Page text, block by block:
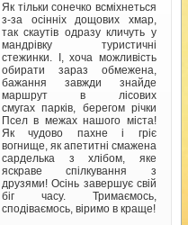
Як тільки сонечко всміхнеться
з-за осінніх дощових хмар,
так скаутів одразу кличуть у
мандрівку туристичні
стежинки. І, хоча можливість
обирати зараз обмежена,
бажання завжди знайде
маршрут в лісових
смугах парків, берегом річки
Псел в межах нашого міста!
Як чудово пахне і гріє
вогнище, як апетитні смажена
сарделька з хлібом, яке
яскраве спілкування з
друзями! Осінь завершує свій
біг часу. Тримаємось,
сподіваємось, віримо в краще!